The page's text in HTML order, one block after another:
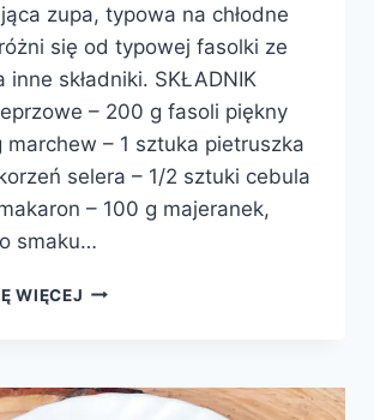
zupa, typowa na chłodne
się od typowej fasolki ze
inne składniki. SKŁADNIK
– 200 g fasoli piękny
marchew – 1 sztuka pietruszka
selera – 1/2 sztuki cebula
– 100 g majeranek,
smaku…
WIĘCEJ ZUPA